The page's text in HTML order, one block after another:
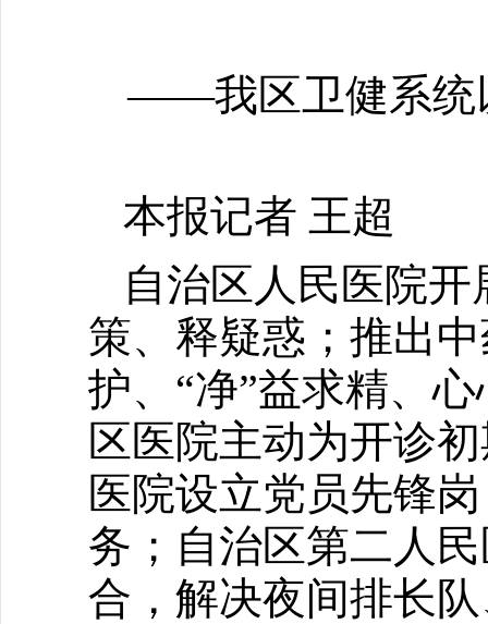
——我区卫健系统
本报记者 王超
自治区人民医院
策、释疑惑；推出
护、“净”益求精、
区医院主动为开诊
医院设立党员先锋
务；自治区第二人
合，解决夜间排长